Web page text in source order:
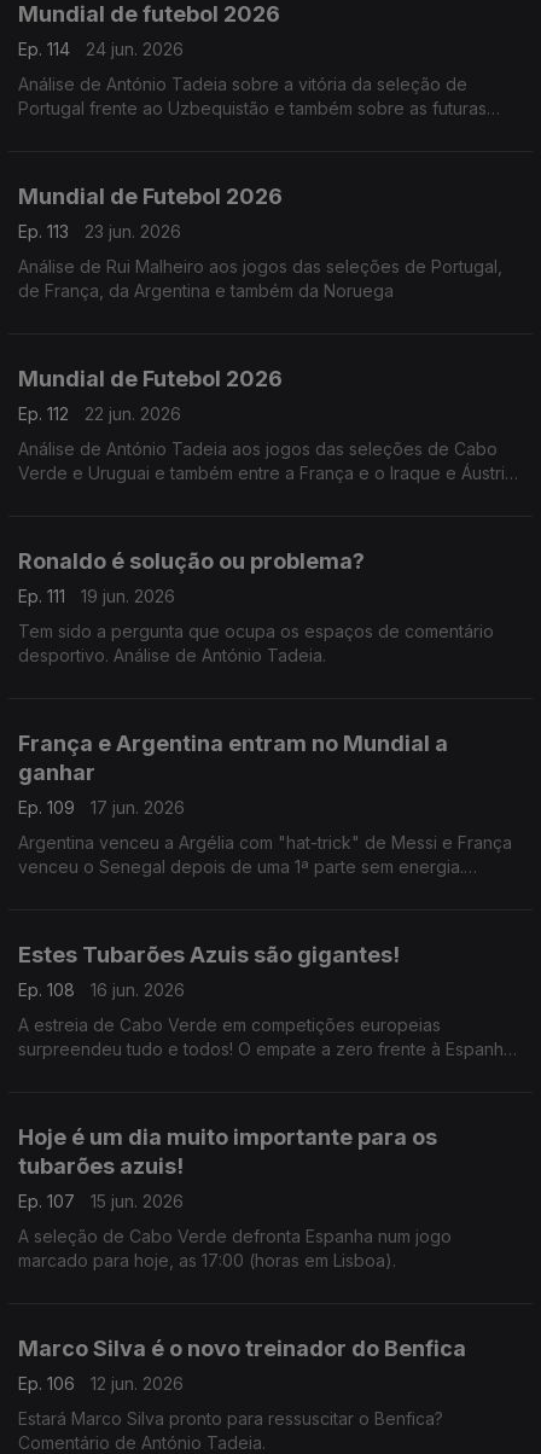
Mundial de futebol 2026
Ep. 114
24 jun. 2026
Análise de António Tadeia sobre a vitória da seleção de
Portugal frente ao Uzbequistão e também sobre as futuras
Mundial de Futebol 2026
Ep. 113
23 jun. 2026
Análise de Rui Malheiro aos jogos das seleções de Portugal,
de França, da Argentina e também da Noruega
Mundial de Futebol 2026
Ep. 112
22 jun. 2026
Análise de António Tadeia aos jogos das seleções de Cabo
Verde e Uruguai e também entre a França e o Iraque e Áustria
Ronaldo é solução ou problema?
Ep. 111
19 jun. 2026
Tem sido a pergunta que ocupa os espaços de comentário
desportivo. Análise de António Tadeia.
França e Argentina entram no Mundial a
ganhar
Ep. 109
17 jun. 2026
Argentina venceu a Argélia com "hat-trick" de Messi e França
venceu o Senegal depois de uma 1ª parte sem energia.
Estes Tubarões Azuis são gigantes!
Ep. 108
16 jun. 2026
A estreia de Cabo Verde em competições europeias
surpreendeu tudo e todos! O empate a zero frente à Espanha,
Hoje é um dia muito importante para os
tubarões azuis!
Ep. 107
15 jun. 2026
A seleção de Cabo Verde defronta Espanha num jogo
marcado para hoje, as 17:00 (horas em Lisboa).
Marco Silva é o novo treinador do Benfica
Ep. 106
12 jun. 2026
Estará Marco Silva pronto para ressuscitar o Benfica?
Comentário de António Tadeia.